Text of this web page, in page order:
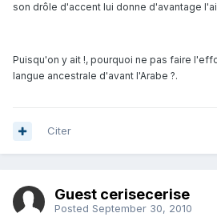
son drôle d'accent lui donne d'avantage
Puisqu'on y ait !, pourquoi ne pas faire
langue ancestrale d'avant l'Arabe ?.
Citer
Guest cerisecerise
Posted September 30, 2010